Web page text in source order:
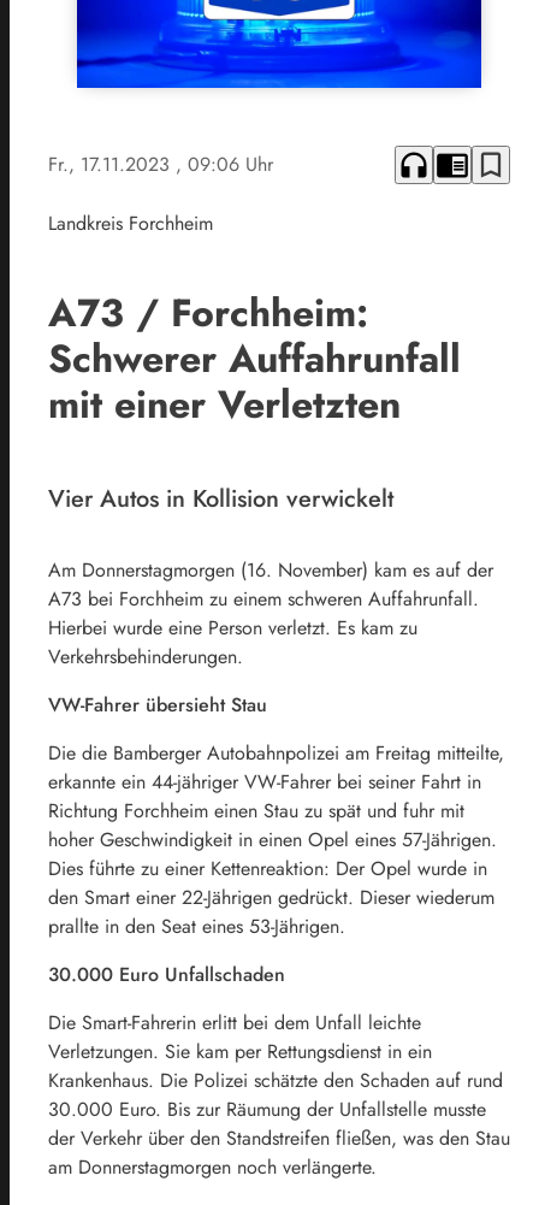
Fr., 17.11.2023 , 09:06 Uhr headphones chrome_reader_mode bookmark_border
Landkreis Forchheim
A73 / Forchheim:
Schwerer Auffahrunfall
mit einer Verletzten
Vier Autos in Kollision verwickelt
Am Donnerstagmorgen (16. November) kam es auf der
A73 bei Forchheim zu einem schweren Auffahrunfall.
Hierbei wurde eine Person verletzt. Es kam zu
Verkehrsbehinderungen.
VW-Fahrer übersieht Stau
Die die Bamberger Autobahnpolizei am Freitag mitteilte,
erkannte ein 44-jähriger VW-Fahrer bei seiner Fahrt in
Richtung Forchheim einen Stau zu spät und fuhr mit
hoher Geschwindigkeit in einen Opel eines 57-Jährigen.
Dies führte zu einer Kettenreaktion: Der Opel wurde in
den Smart einer 22-Jährigen gedrückt. Dieser wiederum
prallte in den Seat eines 53-Jährigen.
30.000 Euro Unfallschaden
Die Smart-Fahrerin erlitt bei dem Unfall leichte
Verletzungen. Sie kam per Rettungsdienst in ein
Krankenhaus. Die Polizei schätzte den Schaden auf rund
30.000 Euro. Bis zur Räumung der Unfallstelle musste
der Verkehr über den Standstreifen fließen, was den Stau
am Donnerstagmorgen noch verlängerte.